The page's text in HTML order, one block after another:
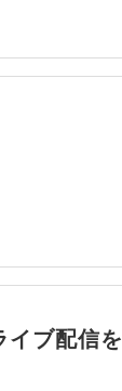
イブ配信を